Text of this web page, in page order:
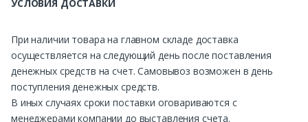
УСЛОВИЯ ДОСТАВКИ
При наличии товара на главном складе доставка
осуществляется на следующий день после поставления
денежных средств на счет. Самовывоз возможен в день
поступления денежных средств.
В иных случаях сроки поставки оговариваются с
менеджерами компании до выставления счета.